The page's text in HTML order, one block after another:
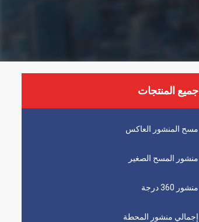
جميع المنتجات
مسح المنشور العاكس
منشور المسح الصغير
منشور 360 درجة
إجمالي منشور المحطة